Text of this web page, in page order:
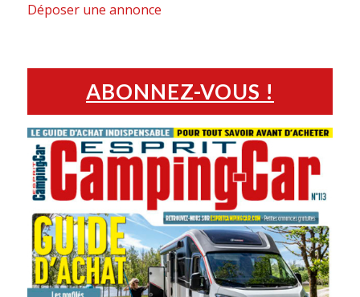
Déposer une annonce
ABONNEZ-VOUS !